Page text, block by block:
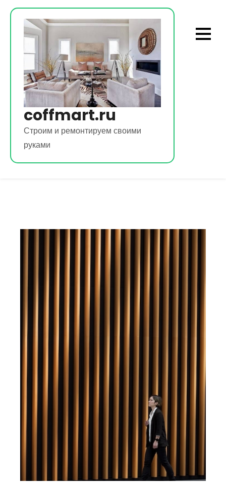
Перейти
содержимому
coffmart.ru
Строим и ремонтируем своими
руками